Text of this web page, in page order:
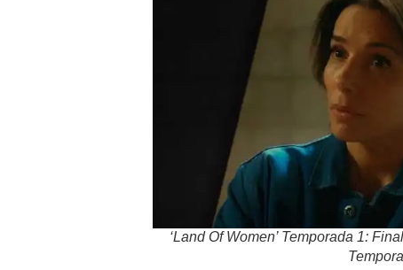
‘Land Of Women’ Temporada 1: